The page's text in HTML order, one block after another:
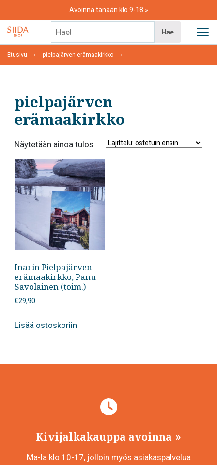
content
Avoinna tänään klo 9-18
Hae
Etusivu pielpajärven erämaakirkko
pielpajärven
erämaakirkko
Näytetään ainoa tulos
Inarin Pielpajärven
erämaakirkko, Panu
Savolainen (toim.)
€29,90
Lisää ostoskoriin
Kivijalkakauppa avoinna
Ma-la klo 10-17, jolloin myös asiakaspalvelua